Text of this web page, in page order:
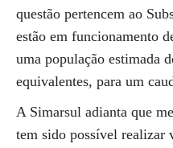
questão pertencem ao
estão em funcionamento
uma população estimada
equivalentes, para um
A Simarsul adianta que
tem sido possível realizar